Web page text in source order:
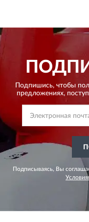
Подпишись, чтобы
предложениях,
Подписываясь, Вы